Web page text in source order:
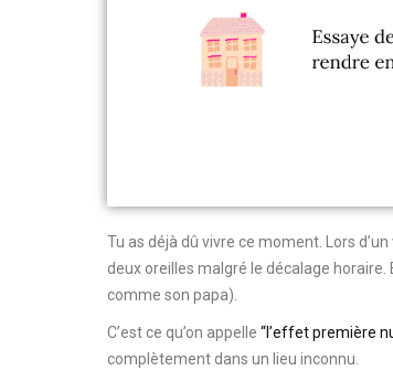
Tu as déjà dû vivre ce moment. Lors
deux oreilles malgré le décalage
comme son papa).
C’est ce qu’on appelle “l’effet première
complètement dans un lieu inconnu.